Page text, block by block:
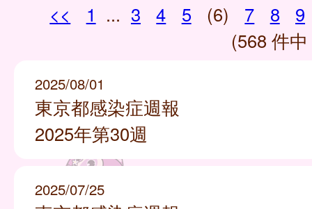
<< 1 ... 3 4 5 (6) 7 8
9
(568 件
2025/08/01
東京都感染症週報
2025年第30週
2025/07/25